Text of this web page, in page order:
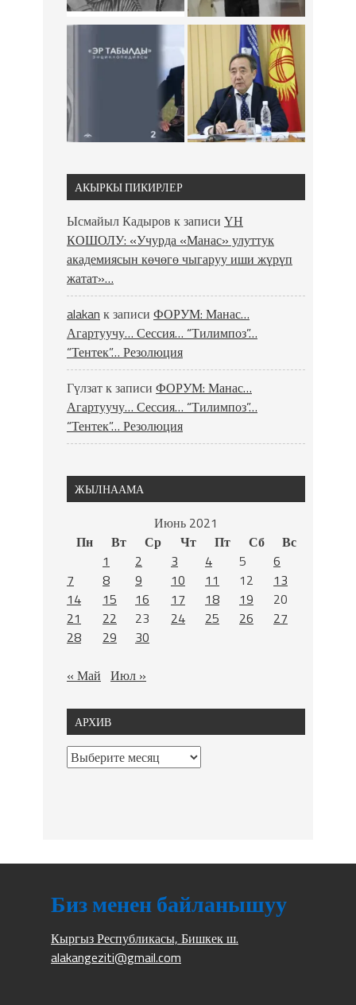
АКЫРКЫ ПИКИРЛЕР
Ысмайыл Кадыров к записи ҮН
КОШОЛУ: «Учурда «Манас» улуттук
академиясын көчөгө чыгаруу иши жүрүп
жатат»…
alakan к записи ФОРУМ: Манас…
Агартуучу… Сессия… “Тилимпоз”…
“Тентек”… Резолюция
Гүлзатк записи ФОРУМ: Манас…
Агартуучу… Сессия… “Тилимпоз”…
“Тентек”… Резолюция
ЖЫЛНААМА
Июнь 2021
Пн
Вт Ср Чт Пт Сб
Вс
1
2 3 4 5
6
7
8 9 10 11 12
13
14
15 16 17 18 19
20
21
22 23 24 25 26
27
28
29
30
« Май Июл »
АРХИВ
Биз менен байланышуу
Кыргыз Республикасы, Бишкек ш.
alakangeziti@gmail.com